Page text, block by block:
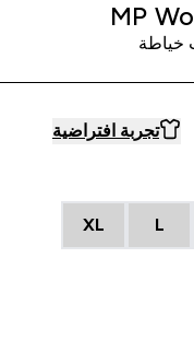
MP
خياطة
تجربة افتراضية
L
XL